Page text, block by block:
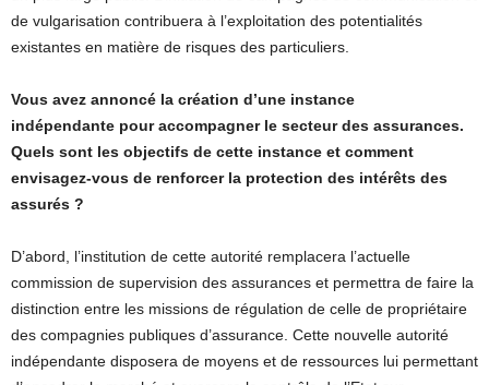
de vulgarisation contribuera à l’exploitation des potentialités
existantes en matière de risques des particuliers.
Vous avez annoncé la création d’une instance
indépendante pour accompagner le secteur des assurances.
Quels sont les objectifs de cette instance et comment
envisagez-vous de renforcer la protection des intérêts des
assurés ?
D’abord, l’institution de cette autorité remplacera l’actuelle
commission de supervision des assurances et permettra de faire la
distinction entre les missions de régulation de celle de propriétaire
des compagnies publiques d’assurance. Cette nouvelle autorité
indépendante disposera de moyens et de ressources lui permettant